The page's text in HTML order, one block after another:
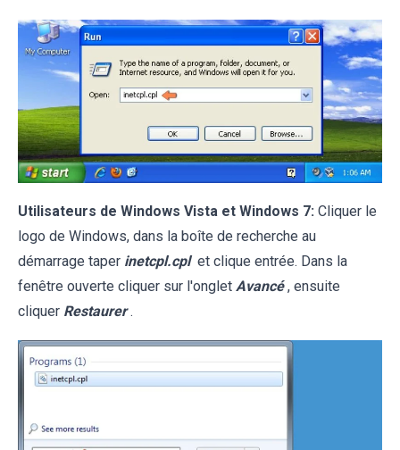
Utilisateurs de Windows Vista et Windows 7: Cliquer le
logo de Windows, dans la boîte de recherche au
démarrage taper inetcpl.cpl et clique entrée. Dans la
fenêtre ouverte cliquer sur l'onglet Avancé , ensuite
cliquer Restaurer .